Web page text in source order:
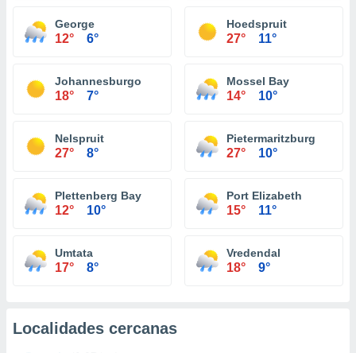
George
12° 6°
Hoedspruit
27° 11°
Johannesburgo
18° 7°
Mossel Bay
14° 10°
Nelspruit
27° 8°
Pietermaritzburg
27° 10°
Plettenberg Bay
12° 10°
Port Elizabeth
15° 11°
Umtata
17° 8°
Vredendal
18° 9°
Localidades cercanas